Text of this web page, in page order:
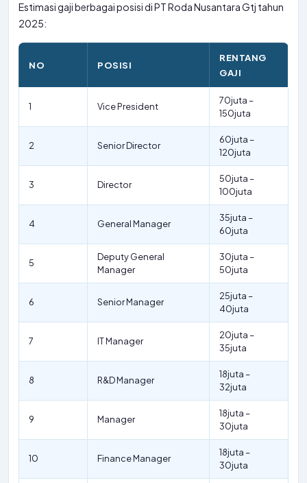
Estimasi gaji berbagai posisi di PT Roda Nusantara Gtj tahun
2025:
NO POSISI
RENTANG
GAJI
1 Vice President
70juta –
150juta
2 Senior Director
60juta –
120juta
3 Director
50juta –
100juta
4 General Manager
35juta –
60juta
5
Deputy General
Manager
30juta –
50juta
6 Senior Manager
25juta –
40juta
7 IT Manager
20juta –
35juta
8 R&D Manager
18juta –
32juta
9 Manager
18juta –
30juta
10 Finance Manager
18juta –
30juta